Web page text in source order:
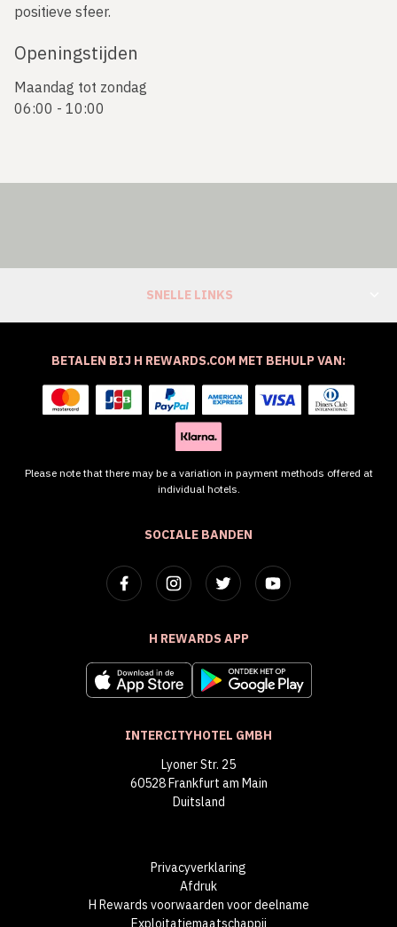
positieve sfeer.
Openingstijden
Maandag tot zondag
06:00 - 10:00
SNELLE LINKS
SOCIALE BANDEN
H REWARDS APP
INTERCITYHOTEL GMBH
Lyoner Str. 25
60528 Frankfurt am Main
Duitsland
BETALEN BIJ H REWARDS.COM MET BEHULP VAN:
Please note that there may be a variation in payment methods offered at
individual hotels.
Privacyverklaring
Afdruk
H Rewards voorwaarden voor deelname